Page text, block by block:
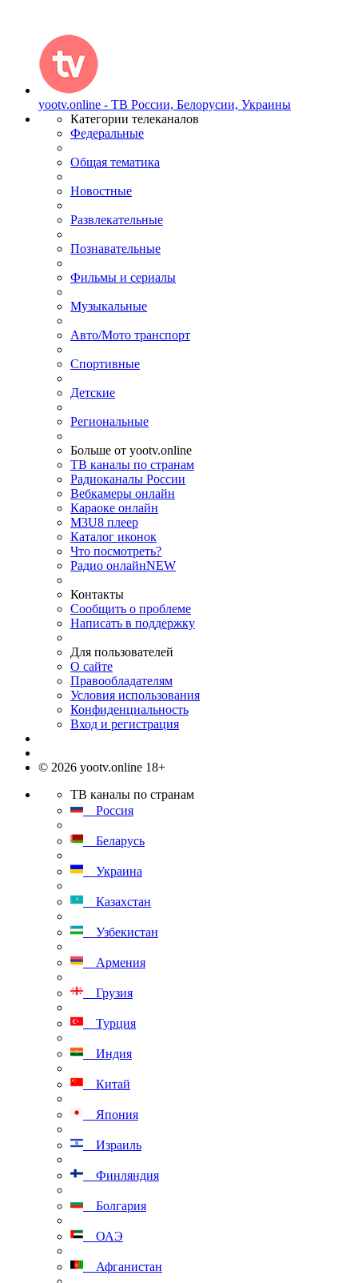
yootv.online - ТВ России, Белорусии, Украины
Категории телеканалов
Федеральные
Общая тематика
Новостные
Развлекательные
Познавательные
Фильмы и сериалы
Музыкальные
Авто/Мото транспорт
Спортивные
Детские
Региональные
Больше от yootv.online
ТВ каналы по странам
Радиоканалы России
Вебкамеры онлайн
Караоке онлайн
M3U8 плеер
Каталог иконок
Что посмотреть?
Радио онлайнNEW
Контакты
Сообщить о проблеме
Написать в поддержку
Для пользователей
О сайте
Правообладателям
Условия использования
Конфиденциальность
Вход и регистрация
© 2026 yootv.online 18+
ТВ каналы по странам
Россия
Беларусь
Украина
Казахстан
Узбекистан
Армения
Грузия
Турция
Индия
Китай
Япония
Израиль
Финляндия
Болгария
ОАЭ
Афганистан